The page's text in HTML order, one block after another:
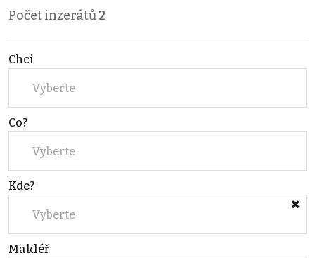
Počet inzerátů2
Chci
Vyberte
Co?
Vyberte
Kde?
Vyberte
Makléř